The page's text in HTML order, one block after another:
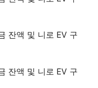
잔액 및 니로 EV 구
잔액 및 니로 EV 구